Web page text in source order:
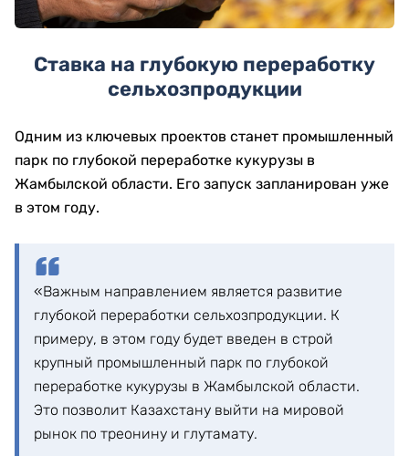
Ставка на глубокую переработку
сельхозпродукции
Одним из ключевых проектов станет промышленный
парк по глубокой переработке кукурузы в
Жамбылской области. Его запуск запланирован уже
в этом году.
«Важным направлением является развитие
глубокой переработки сельхозпродукции. К
примеру, в этом году будет введен в строй
крупный промышленный парк по глубокой
переработке кукурузы в Жамбылской области.
Это позволит Казахстану выйти на мировой
рынок по треонину и глутамату.